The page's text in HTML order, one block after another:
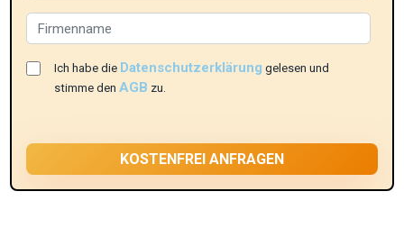
Ich habe die Datenschutzerklärung gelesen und
stimme denAGB zu.